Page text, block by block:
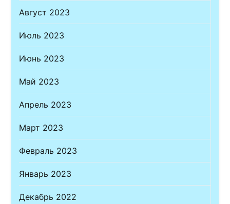
Август 2023
Июль 2023
Июнь 2023
Май 2023
Апрель 2023
Март 2023
Февраль 2023
Январь 2023
Декабрь 2022